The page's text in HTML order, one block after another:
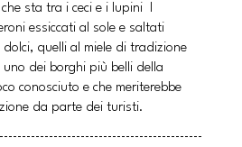
sta tra i ceci e i lupini I
essiccati al sole e saltati
dolci, quelli al miele di tradizione
uno dei borghi più belli della
conosciuto e che meriterebbe
da parte dei turisti.